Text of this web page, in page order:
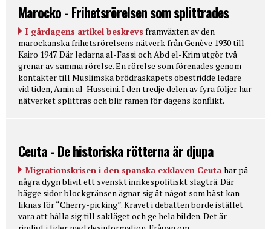
Marocko - Frihetsrörelsen som splittrades
I gårdagens artikel beskrevs framväxten av den
marockanska frihetsrörelsens nätverk från Genève 1930 till
Kairo 1947. Där ledarna al-Fassi och Abd el-Krim utgör två
grenar av samma rörelse. En rörelse som förenades genom
kontakter till Muslimska brödraskapets obestridde ledare
vid tiden, Amin al-Husseini. I den tredje delen av fyra följer hur
nätverket splittras och blir ramen för dagens konflikt.
Ceuta - De historiska rötterna är djupa
Migrationskrisen i den spanska exklaven Ceuta har på
några dygn blivit ett svenskt inrikespolitiskt slagträ. Där
bägge sidor blockgränsen ägnar sig åt något som bäst kan
liknas för “Cherry-picking”. Kravet i debatten borde istället
vara att hålla sig till sakläget och ge hela bilden. Det är